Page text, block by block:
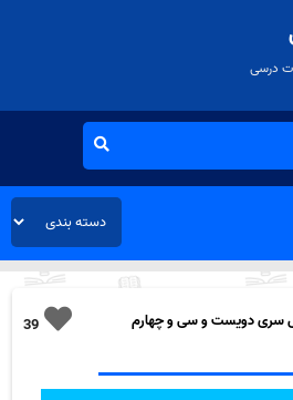
درسی
39
سری دویست و سی و چهارم